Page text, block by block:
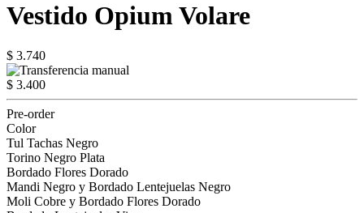
Vestido Opium Volare
$ 3.740
$ 3.400
Pre-order
Color
Tul Tachas Negro
Torino Negro Plata
Bordado Flores Dorado
Mandi Negro y Bordado Lentejuelas Negro
Moli Cobre y Bordado Flores Dorado